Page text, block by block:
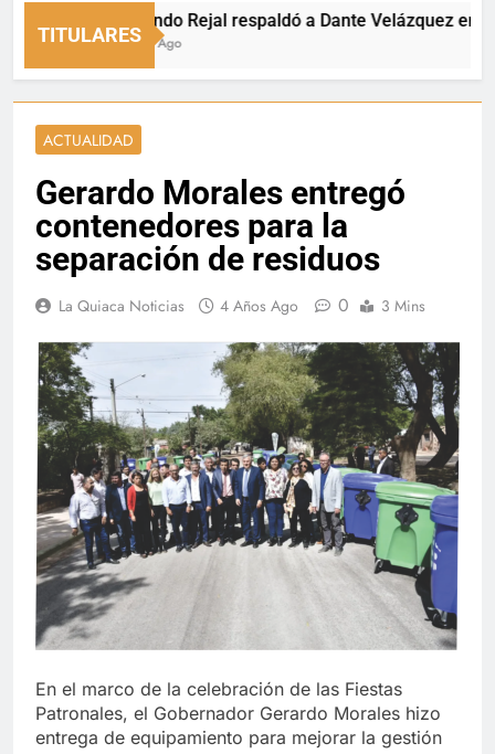
TITULARES
Fernando Rejal respaldó a Dante Velázquez en el
3 Horas Ago
ACTUALIDAD
Gerardo Morales entregó
contenedores para la
separación de residuos
La Quiaca Noticias 4 Años Ago 0 3 Mins
En el marco de la celebración de las Fiestas
Patronales, el Gobernador Gerardo Morales hizo
entrega de equipamiento para mejorar la gestión